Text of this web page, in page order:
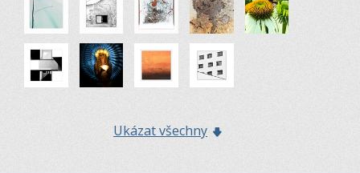
Ukázat všechny